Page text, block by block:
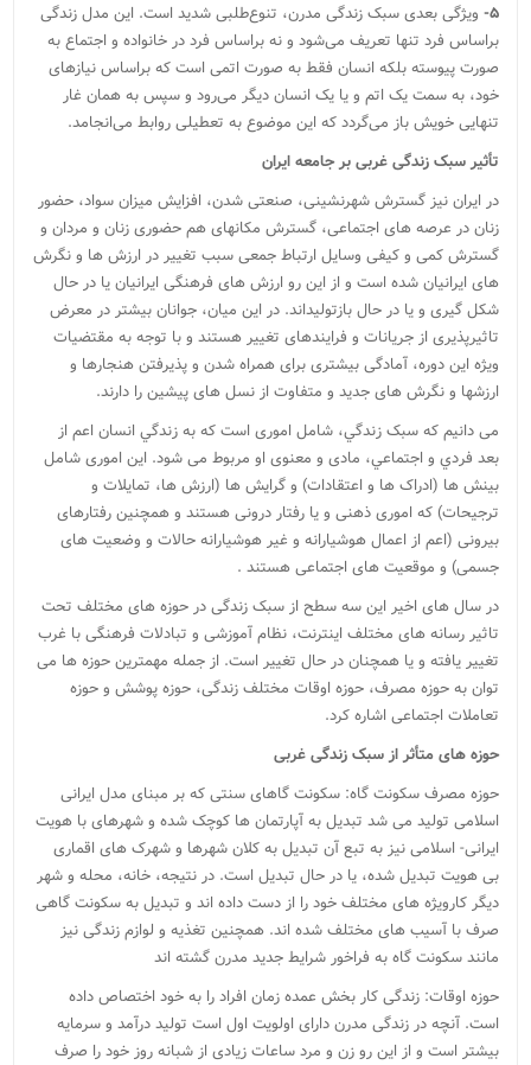
۵- ویژگی بعدی سبک زندگی مدرن، ‌تنوع‌طلبی شدید است. این مدل زندگی
براساس فرد تنها تعریف می‌شود و نه براساس فرد در خانواده و اجتماع به
صورت پیوسته بلکه انسان فقط به صورت اتمی است که براساس نیازهای
خود، به سمت یک اتم و یا یک انسان دیگر می‌رود و سپس به‌‌ همان غار
تنهایی خویش باز می‌گردد که این موضوع به تعطیلی روابط می‌انجامد.
تأثیر سبک زندگی غربی بر جامعه ایران
در ایران نیز گسترش شهرنشینی، صنعتی شدن، افزایش میزان سواد، حضور
زنان در عرصه های اجتماعی، گسترش مکانهای هم حضوری زنان و مردان و
گسترش کمی و کیفی وسایل ارتباط جمعی سبب تغییر در ارزش ها و نگرش
های ایرانیان شده است و از این رو ارزش های فرهنگی ایرانیان یا در حال
شکل گیری و یا در حال بازتولیداند. در این میان، جوانان بیشتر در معرض
تاثیرپذیری از جریانات و فرایندهای تغییر هستند و با توجه به مقتضیات
ویژه این دوره، آمادگی بیشتری برای همراه شدن و پذیرفتن هنجارها و
ارزشها و نگرش های جدید و متفاوت از نسل های پیشین را دارند.
می دانیم که ﺳﺒﮏ ﺯﻧﺪﮔﻲ، ﺷﺎﻣﻞ اموری است ﮐﻪ ﺑﻪ ﺯﻧﺪﮔﻲ ﺍﻧﺴﺎﻥ ﺍﻋﻢ ﺍﺯ
ﺑﻌﺪ ﻓﺮﺩﻱ ﻭ ﺍﺟﺘﻤﺎﻋﻲ، مادی و معنوی او مربوط می شود. این اموری شامل
بینش ها (ادراک ها و اعتقادات) و گرایش ها (ارزش ها، تمایلات و
ترجیحات) که اموری ذهنی و یا رفتار درونی هستند و همچنین رفتارهای
بیرونی (اعم از اعمال هوشیارانه و غیر هوشیارانه حالات و وضعیت های
جسمی) و موقعیت های اجتماعی هستند .
در سال های اخیر این سه سطح از سبک زندگی در حوزه های مختلف تحت
تاثیر رسانه های مختلف اینترنت، نظام آموزشی و تبادلات فرهنگی با غرب
تغییر یافته و یا همچنان در حال تغییر است. از جمله مهمترین حوزه ها می
توان به حوزه مصرف، حوزه اوقات مختلف زندگی، حوزه پوشش و حوزه
تعاملات اجتماعی اشاره کرد.
حوزه های متأثر از سبک زندگی غربی
حوزه مصرف سکونت گاه: سکونت گاهای سنتی که بر مبنای مدل ایرانی
اسلامی تولید می شد تبدیل به آپارتمان ها کوچک شده و شهرهای با هویت
ایرانی- اسلامی نیز به تبع آن تبدیل به کلان شهرها و شهرک های اقماری
بی هویت تبدیل شده، یا در حال تبدیل است. در نتیجه، خانه، محله و شهر
دیگر کارویژه های مختلف خود را از دست داده اند و تبدیل به سکونت گاهی
صرف با آسیب های مختلف شده اند. همچنین تغذیه و لوازم زندگی نیز
مانند سکونت گاه به فراخور شرایط جدید مدرن گشته اند
حوزه اوقات: زندگی کار بخش عمده زمان افراد را به خود اختصاص داده
است. آنچه در زندگی مدرن دارای اولویت اول است تولید درآمد و سرمایه
بیشتر است و از این رو زن و مرد ساعات زیادی از شبانه روز خود را صرف